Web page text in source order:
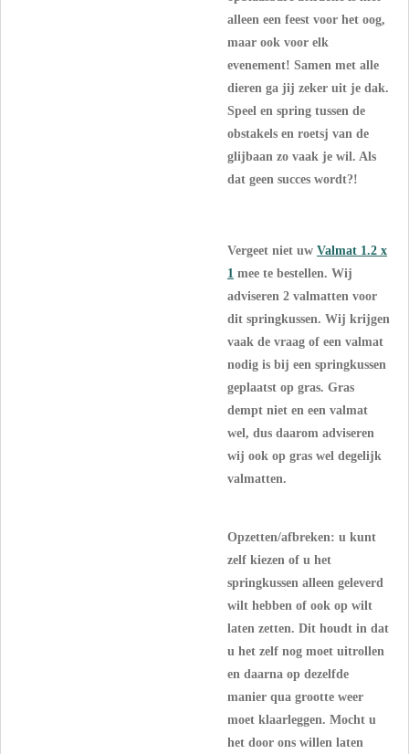
alleen een feest voor het oog,
maar ook voor elk
evenement! Samen met alle
dieren ga jij zeker uit je dak.
Speel en spring tussen de
obstakels en roetsj van de
glijbaan zo vaak je wil. Als
dat geen succes wordt?!
Vergeet niet uw Valmat 1.2 x
1 mee te bestellen. Wij
adviseren 2 valmatten voor
dit springkussen. Wij krijgen
vaak de vraag of een valmat
nodig is bij een springkussen
geplaatst op gras. Gras
dempt niet en een valmat
wel, dus daarom adviseren
wij ook op gras wel degelijk
valmatten.
Opzetten/afbreken: u kunt
zelf kiezen of u het
springkussen alleen geleverd
wilt hebben of ook op wilt
laten zetten. Dit houdt in dat
u het zelf nog moet uitrollen
en daarna op dezelfde
manier qua grootte weer
moet klaarleggen. Mocht u
het door ons willen laten